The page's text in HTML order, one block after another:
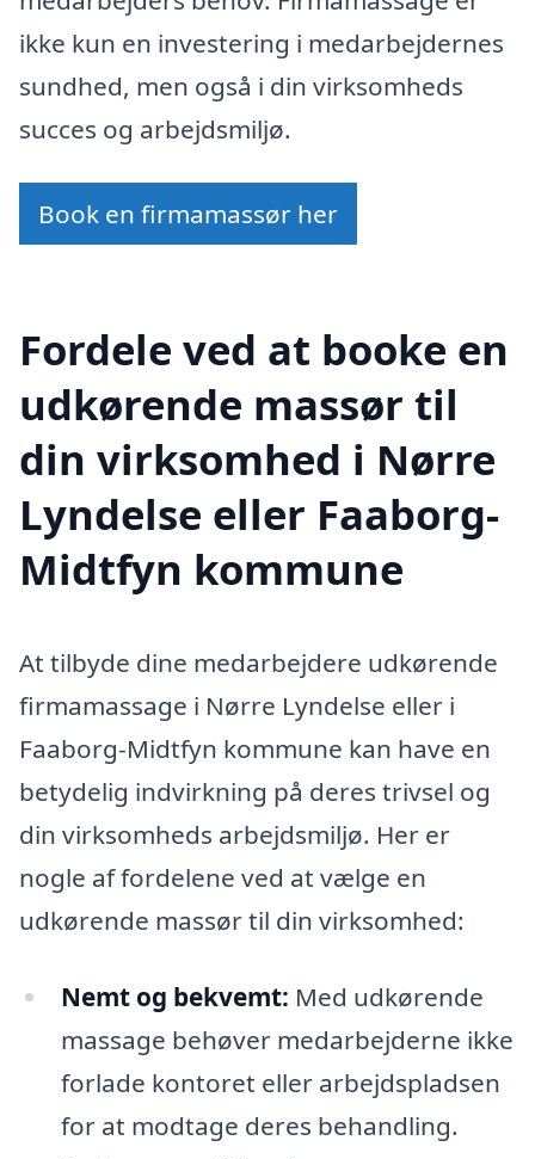
ikke kun en investering i medarbejdernes
sundhed, men også i din virksomheds
succes og arbejdsmiljø.
Book en firmamassør her
Fordele ved at booke en
udkørende massør til
din virksomhed i Nørre
Lyndelse eller Faaborg-
Midtfyn kommune
At tilbyde dine medarbejdere udkørende
firmamassage i Nørre Lyndelse eller i
Faaborg-Midtfyn kommune kan have en
betydelig indvirkning på deres trivsel og
din virksomheds arbejdsmiljø. Her er
nogle af fordelene ved at vælge en
udkørende massør til din virksomhed:
Nemt og bekvemt: Med udkørende
massage behøver medarbejderne ikke
forlade kontoret eller arbejdspladsen
for at modtage deres behandling.